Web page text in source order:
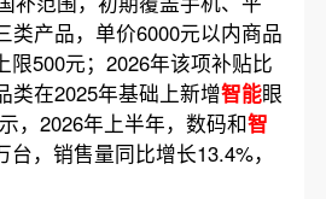
类产品，单价6000元以内商品
限500元；2026年该项补贴比
类在2025年基础上新增智能眼
，2026年上半年，数码和智
，销售量同比增长13.4%，